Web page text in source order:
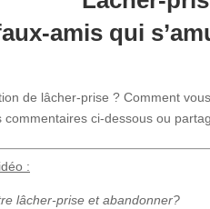
amis qui
de lâcher-prise ? Comment
commentaires ci-dessous ou
:
lâcher-prise et abandonner?